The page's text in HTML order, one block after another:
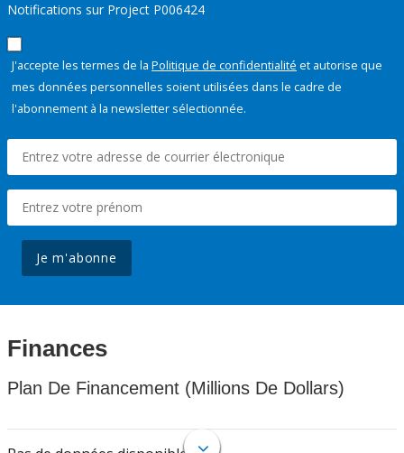
Notifications sur Project P006424
J'accepte les termes de la Politique de confidentialité et autorise que
mes données personnelles soient utilisées dans le cadre de
l'abonnement à la newsletter sélectionnée.
Je m'abonne
Finances
Plan De Financement (Millions De Dollars)